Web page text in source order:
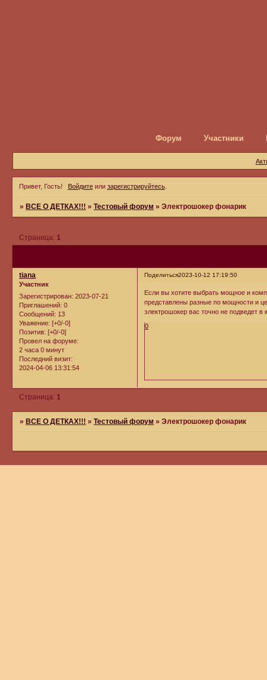
Форум Участники
Привет, Гость! Войдитеили зарегистрируйтесь.
» ВСЕ О ДЕТКАХ!!! »Тестовый форум »Электрошокер фонарик
Страница: 1
Поделиться2023-10-12 17:19:50
tiana
Участник
Зарегистрирован: 2023-07-21
Приглашений: 0
Сообщений: 13
Уважение: [+0/-0]
Позитив: [+0/-0]
Провел на форуме:
2 часа 0 минут
Последний визит:
2024-04-06 13:31:54
Если вы хотите выбрать мощное и
представлены разные по мощности и
электрошокер вас точно не подведет в
0
Страница: 1
» ВСЕ О ДЕТКАХ!!! »Тестовый форум »Электрошокер фонарик